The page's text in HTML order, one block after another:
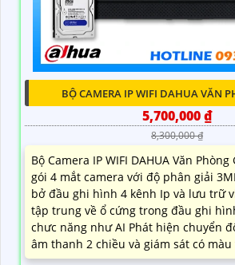
BỘ CAMERA IP WIFI DAHUA VĂN
5,700,000 ₫
8,300,000 ₫
Bộ Camera IP WIFI DAHUA Văn
gói 4 mắt camera với độ phân giải
bở đầu ghi hình 4 kênh Ip và lưu trữ
tập trung về ổ cứng trong đầu ghi
chưc năng như AI Phát hiện chuyển
âm thanh 2 chiều và giám sát có màu